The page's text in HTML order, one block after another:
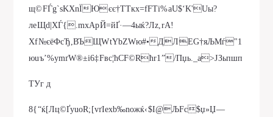
щ©FЃg`ѕKХnЇЮєє†ТТкx=fFTi%аU$‘K'Uы?
лeЩd|XЃ{.mxАрЙ=йҐ·—4ыќ?Лz,rA!
Хf№єёФcЂ,ВЪЩWtYbZWю#•ДЛEG†яЉMѓ"1
юuъ’%уmґW®±i6‡Fвс¦ћСF©Rћr­1”/Пџь._а>ЈЗьпшп
ТУг д
8{“ќ[Лц©ҐyuoR;[vґIexb‰nожќ‹$I@ЉFc$џ»Џ—